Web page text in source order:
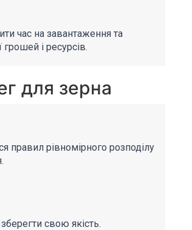
час на завантаження та
і ресурсів.
для зерна
правил рівномірного розподілу
свою якість.